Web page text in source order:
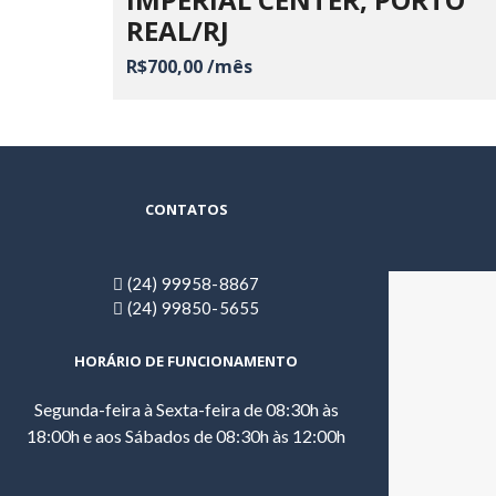
REAL/RJ
R$700,00 /mês
CONTATOS
(24) 99958-8867
(24) 99850-5655
HORÁRIO DE FUNCIONAMENTO
Segunda-feira à Sexta-feira de 08:30h às
18:00h e aos Sábados de 08:30h às 12:00h